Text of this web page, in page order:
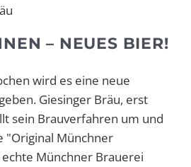
– NEUES BIER!
wird es eine neue
Giesinger Bräu, erst
sein Brauverfahren um und
"Original Münchner
Münchner Brauerei